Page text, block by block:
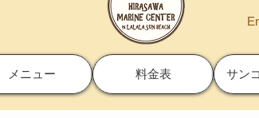
メニュー 料金表 サン